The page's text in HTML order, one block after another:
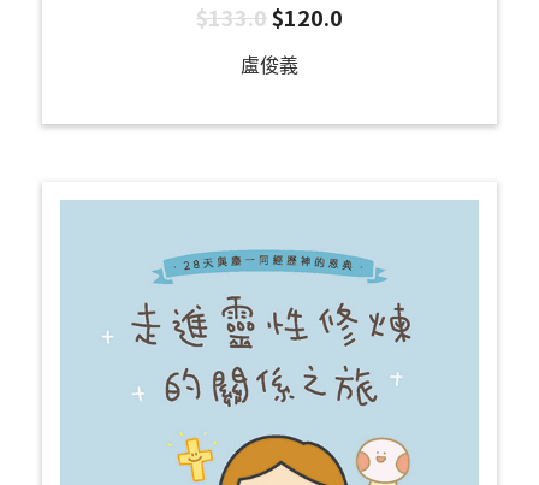
$133.0$120.0
盧俊義